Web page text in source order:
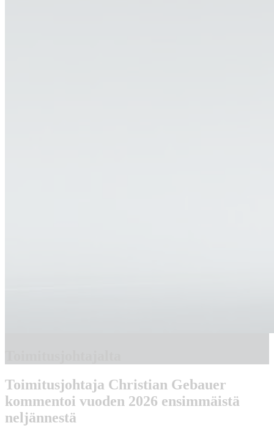
Toimitusjohtaja Christian Gebauer
kommentoi vuoden 2026 ensimmäistä
neljännestä